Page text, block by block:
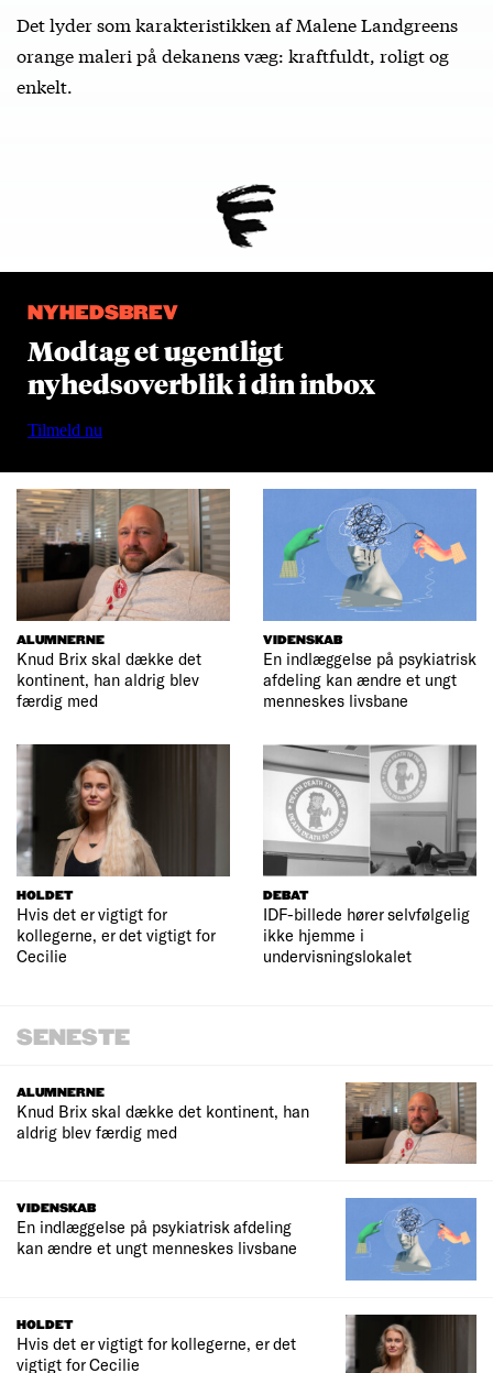
Det lyder som karakteristikken af Malene Landgreens
orange maleri på dekanens væg: kraftfuldt, roligt og
enkelt.
NYHEDSBREV
Modtag et ugentligt
nyhedsoverblik i din inbox
Tilmeld nu
ALUMNERNE
Knud Brix skal dække det
kontinent, han aldrig blev
færdig med
VIDENSKAB
En indlæggelse på psykiatrisk
afdeling kan ændre et ungt
menneskes livsbane
HOLDET
Hvis det er vigtigt for
kollegerne, er det vigtigt for
Cecilie
DEBAT
IDF-billede hører selvfølgelig
ikke hjemme i
undervisningslokalet
SENESTE
ALUMNERNE
Knud Brix skal dække det kontinent, han
aldrig blev færdig med
VIDENSKAB
En indlæggelse på psykiatrisk afdeling
kan ændre et ungt menneskes livsbane
HOLDET
Hvis det er vigtigt for kollegerne, er det
vigtigt for Cecilie